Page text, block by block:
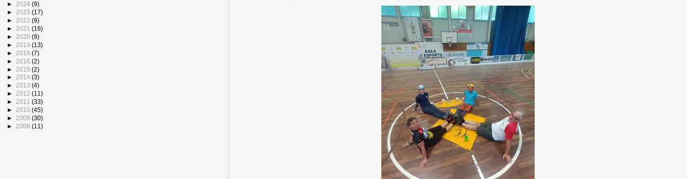
► 2024 (9)
► 2023 (17)
► 2022 (9)
► 2021 (16)
► 2020 (9)
► 2019 (13)
► 2018 (7)
► 2016 (2)
► 2015 (2)
► 2014 (3)
► 2013 (4)
► 2012 (11)
► 2011 (33)
► 2010 (45)
► 2009 (30)
► 2008 (11)